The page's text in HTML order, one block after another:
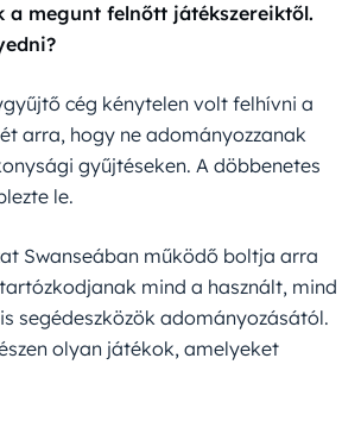
a megunt felnőtt játékszereiktől.
cég kénytelen volt felhívni a
arra, hogy ne adományozzanak
gyűjtéseken. A döbbenetes
le.
Swanseában működő boltja arra
mind a használt, mind
segédeszközök adományozásától.
olyan játékok, amelyeket